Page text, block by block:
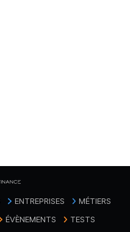
ENTREPRISES
MÉTIERS
ÉVÈNEMENTS TESTS